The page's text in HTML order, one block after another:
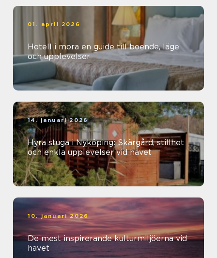
01. april 2026
Hotell i mora en guide till boende, läge
och upplevelser
14. januari 2026
Hyra stuga i Nyköping: Skärgård, stillhet
och enkla upplevelser vid havet
10. januari 2026
De mest inspirerande kulturmiljöerna vid
havet